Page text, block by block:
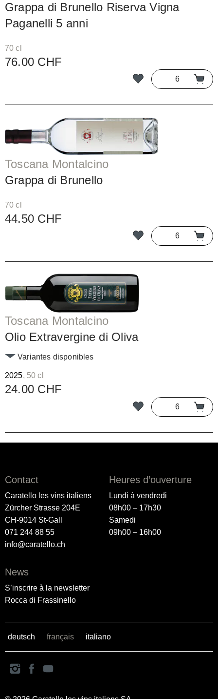
Grappa di Brunello Riserva Vigna
Paganelli 5 anni
70 cl
76.00 CHF
Toscana Montalcino
Grappa di Brunello
70 cl
44.50 CHF
Toscana Montalcino
Olio Extravergine di Oliva
2025, 50 cl
Variantes disponibles
24.00 CHF
Contact
Caratello les vins italiens
Zürcher Strasse 204E
CH-9014 St-Gall
071 244 88 55
info@caratello.ch
Heures d’ouverture
Lundi à vendredi
08h00 – 17h30
Samedi
09h00 – 16h00
News
S’inscrire à la newsletter
Rocca di Frassinello
deutsch français italiano